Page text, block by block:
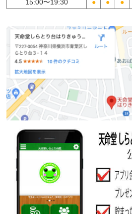
15:00〜19:30 ● ● ●